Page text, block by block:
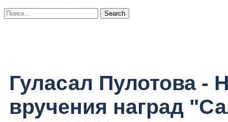
Гуласал Пулотова -
вручения наград